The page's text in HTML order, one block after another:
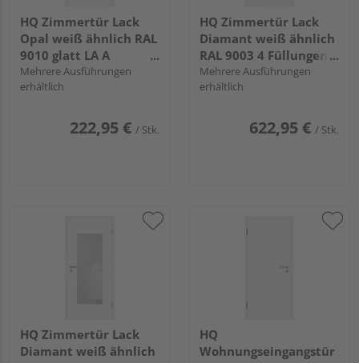
HQ Zimmertür Lack
Opal weiß ähnlich RAL
9010 glatt LA A
Röhrenspan KK1
Mehrere Ausführungen
erhältlich
222,95 € / Stk.
HQ Zimmertür Lack
Diamant weiß ähnlich
RAL 9003 4 Füllungen
TG LA D Röhrenspan
KK1
Mehrere Ausführungen
erhältlich
622,95 € / Stk.
HQ Zimmertür Lack
Diamant weiß ähnlich
HQ
Wohnungseingangstür